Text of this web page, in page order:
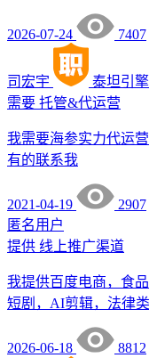
2026-07-24 7407
司宏宇 泰坦引擎
需要 托管&代运营
我需要海参实力代运
有的联系我
2021-04-19
2907
匿名用户
提供 线上推广渠道
我提供百度电商，食
短剧，AI剪辑，法律
2026-06-18 8812